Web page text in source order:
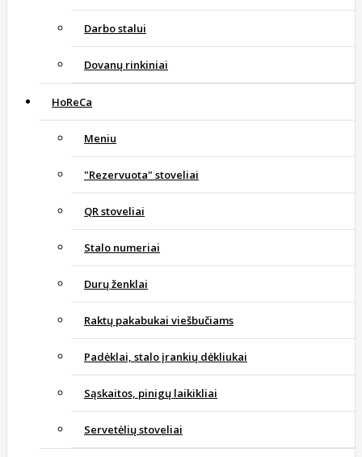
Darbo stalui
Dovanų rinkiniai
HoReCa
Meniu
"Rezervuota" stoveliai
QR stoveliai
Stalo numeriai
Durų ženklai
Raktų pakabukai viešbučiams
Padėklai, stalo įrankių dėkliukai
Sąskaitos, pinigų laikikliai
Servetėlių stoveliai